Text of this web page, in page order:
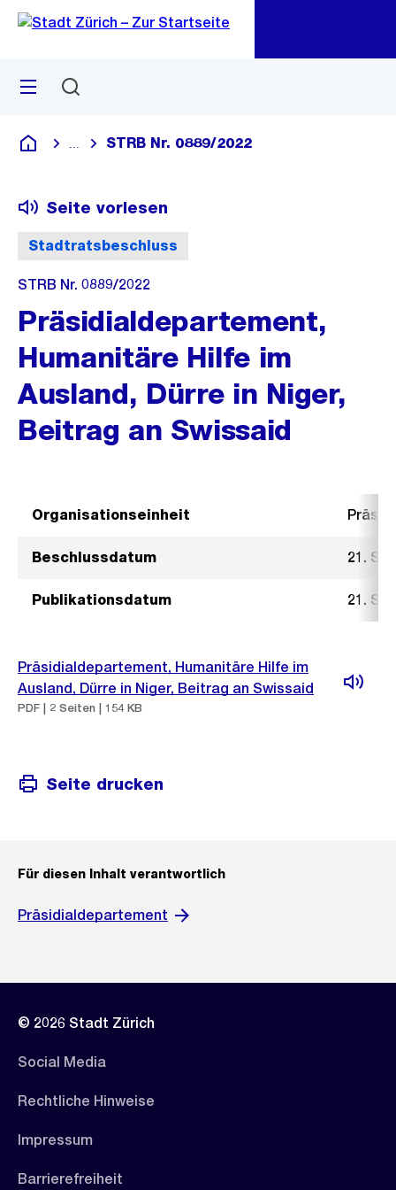
Navigation
Sprunglink
Menü
Deutsch
Blende alle Breadcrumbs ein
STRB Nr. 0889/2022
Stadtratsbeschluss
Seite vorlesen
STRB Nr. 0889/2022
Präsidialdepartement,
Humanitäre Hilfe im
Ausland, Dürre in Niger,
Beitrag an Swissaid
Organisationseinheit
Beschlussdatum 21.
Publikationsdatum 21.
Präsidialdepartement, Humanitäre Hilfe im
Ausland, Dürre in Niger, Beitrag an Swissaid
PDF | 2 Seiten | 154 KB
Seite drucken
Für diesen Inhalt verantwortlich
Präsidialdepartement
© 2026 Stadt Zürich
Social Media
Rechtliche Hinweise
Impressum
Barrierefreiheit